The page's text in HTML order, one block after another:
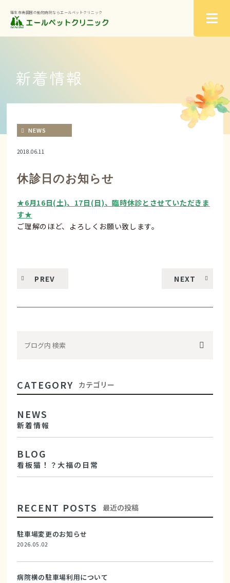
福生市南田園の動物病院ならエールペットクリニック
新着情報
NEWS
2018.06.11
休診日のお知らせ
★6月16日(土)、17日(日)、臨時休診とさせていただきま
す★
ご理解のほど、よろしくお願い致します。
PREV NEXT
CATEGORY カテゴリー
NEWS
新着情報
BLOG
看板猫！？大福の日常
RECENT POSTS 最近の投稿
駐車場変更のお知らせ
2026.05.02
病院横の駐車場利用について